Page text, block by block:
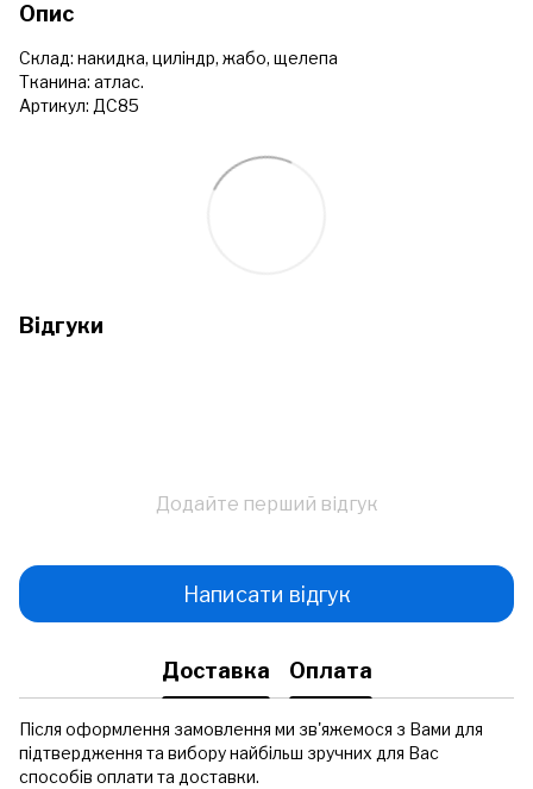
Опис
Склад: накидка, циліндр, жабо, щелепа
Тканина: атлас.
Артикул: ДС85
Відгуки
Додайте перший відгук
Написати відгук
Доставка Оплата
Після оформлення замовлення ми зв'яжемося з Вами для
підтвердження та вибору найбільш зручних для Вас
способів оплати та доставки.